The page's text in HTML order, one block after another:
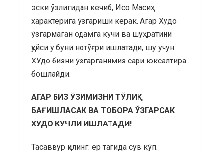
эски ўзлигидан кечиб, Исо Масиҳ
характерига ўзгариши керак. Агар Худо
ўзгармаган одамга кучи ва шуҳратини
қуйси у буни нотўғри ишлатади, шу учун
ХУдо бизни ўзгарганимиз сари юксалтира
бошлайди.
АГАР БИЗ ЎЗИМИЗНИ ТЎЛИҚ
БАҒИШЛАСАК ВА ТОБОРА ЎЗГАРСАК
ХУДО КУЧЛИ ИШЛАТАДИ!
Тасаввур қилинг: ер тагида сув кўп.